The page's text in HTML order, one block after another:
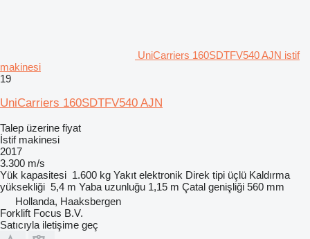
UniCarriers 160SDTFV540 AJN istif
makinesi
19
UniCarriers 160SDTFV540 AJN
Talep üzerine fiyat
İstif makinesi
2017
3.300 m/s
Yük kapasitesi 1.600 kg Yakıt elektronik Direk tipi üçlü Kaldırma
yüksekliği 5,4 m Yaba uzunluğu 1,15 m Çatal genişliği 560 mm
Hollanda, Haaksbergen
Forklift Focus B.V.
Satıcıyla iletişime geç